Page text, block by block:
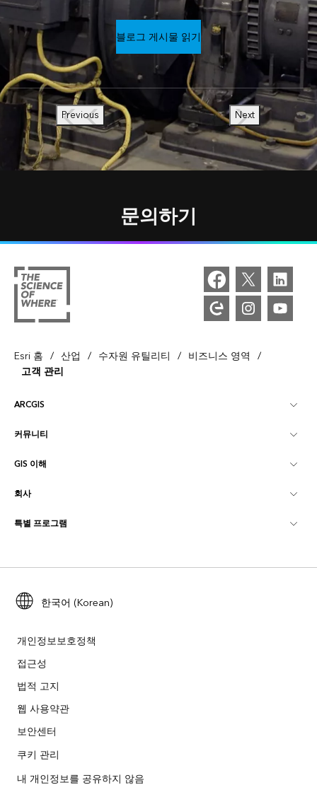
블로그 게시물 읽기
Previous Next
문의하기
Esri 홈 / 산업 / 수자원 유틸리티 / 비즈니스 영역 /
고객 관리
ARCGIS
ArcGIS Overview
매핑
ArcGIS Online
Developer Technology
ArcGIS Location Platform
ArcGIS Architecture Center
커뮤니티
Esri 커뮤니티
ArcGIS Blog
사용자 리서치 및 테스트
Esri Young Professionals Network
이벤트
GIS 이해
GIS란?
로케이션 인텔리전스
교육
ArcUser
ArcWatch
Esri 비디오
회사
Esri 정보
채용
파트너
기업윤리강령
환경 및 지속가능성 이니셔티브
사이트맵
특별 프로그램
ArcGIS for Student Use
재난 대응
교육
비영리기관
인종 평등
한국어 (Korean)
개인정보보호정책
접근성
법적 고지
웹 사용약관
보안센터
쿠키 관리
내 개인정보를 공유하지 않음